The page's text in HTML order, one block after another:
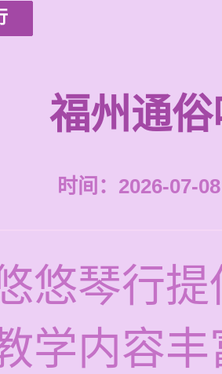
福州通
时间：2026-07-
悠琴行
学内容